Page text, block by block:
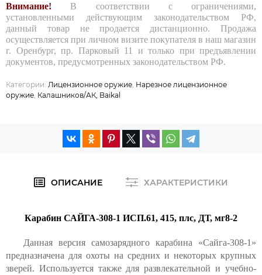
Внимание! В соответствии с ограничениями,
установленными действующим законодательством РФ,
данный товар не продается дистанционно. Продажа
осуществляется при личном визите покупателя в наш магазин
г. Оренбург, пр. Парковый 11 и только при предъявлении
документов, предусмотренных законодательством РФ.
Категории: Лицензионное оружие Нарезное лицензионное
оружие Калашников/АК, Baikal
ОПИСАНИЕ ХАРАКТЕРИСТИКИ
Карабин САЙГА-308-1 ИСП.61, 415, плс, ДТ, мг8-2
Данная версия самозарядного карабина «Сайга-308-1»
предназначена для охоты на средних и некоторых крупных
зверей. Используется также для развлекательной и учебно-